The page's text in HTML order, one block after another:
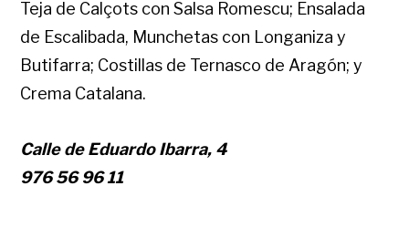
Teja de Calçots con Salsa Romescu; Ensalada
de Escalibada, Munchetas con Longaniza y
Butifarra; Costillas de Ternasco de Aragón; y
Crema Catalana.
Calle de Eduardo Ibarra, 4
976 56 96 11